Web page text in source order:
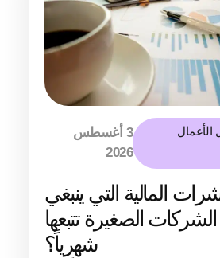
الأعمال
3 أغسطس
2026
المالية التي ينبغي
الصغيرة تتبعها
شهرياً؟